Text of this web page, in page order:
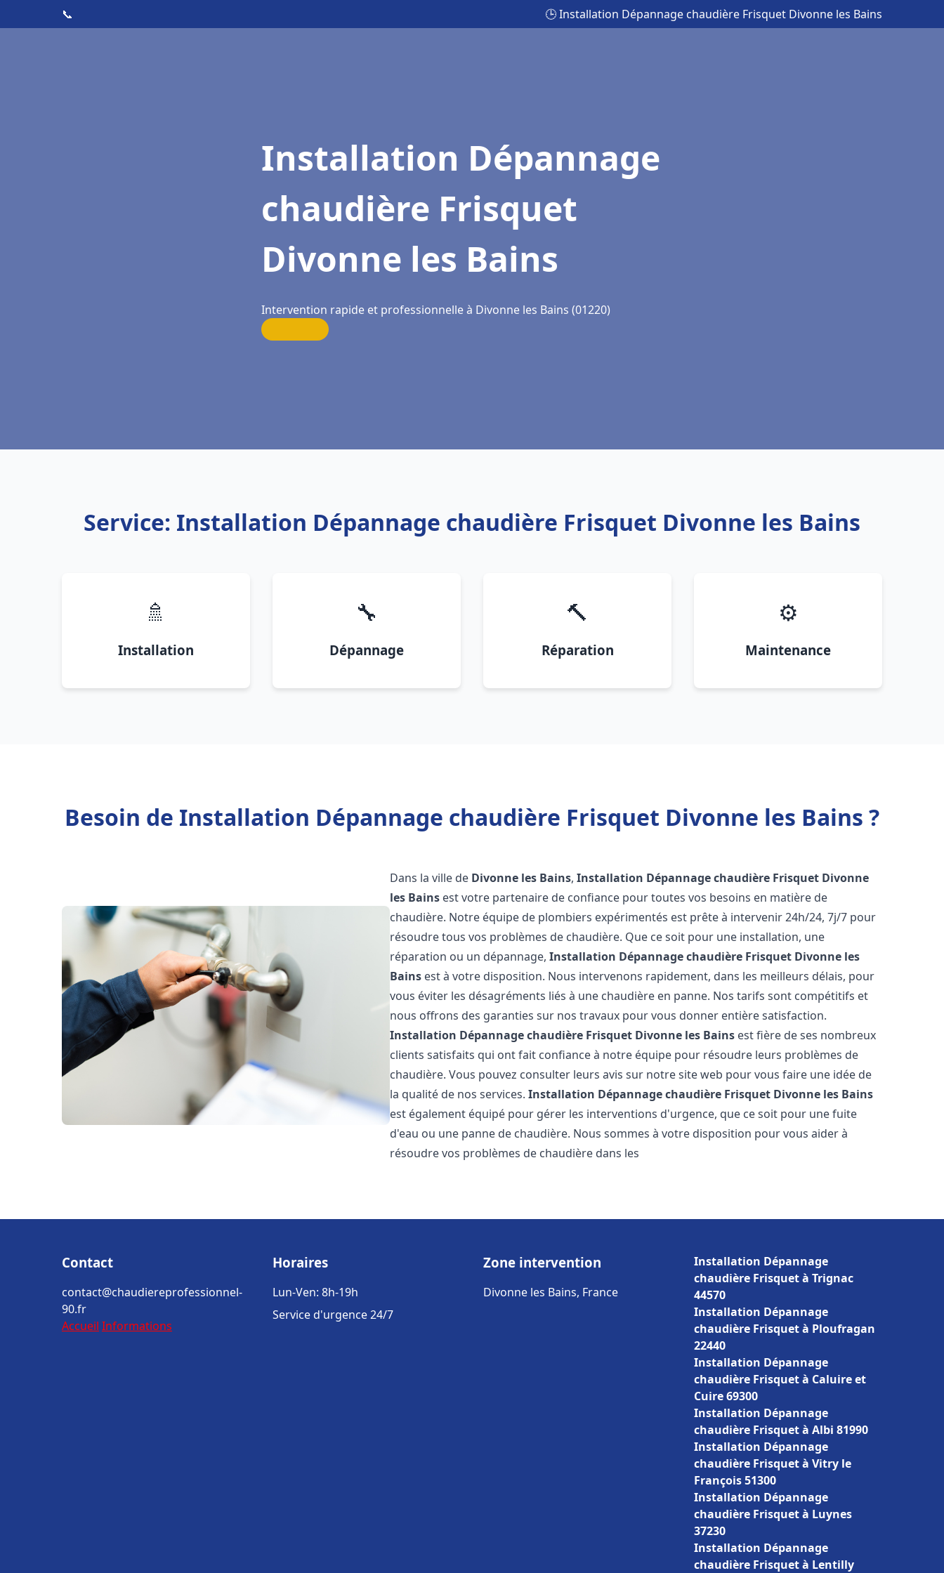
📞 🕒 Installation Dépannage chaudière Frisquet Divonne les Bains
Installation Dépannage
chaudière Frisquet
Divonne les Bains
Intervention rapide et professionnelle à Divonne les Bains (01220)
Service: Installation Dépannage chaudière Frisquet Divonne les Bains
🚿
Installation
🔧
Dépannage
🔨
Réparation
⚙️
Maintenance
Besoin de Installation Dépannage chaudière Frisquet Divonne les Bains ?
Dans la ville de Divonne les Bains,Installation Dépannage chaudière Frisquet Divonne
les Bains est votre partenaire de confiance pour toutes vos besoins en matière de
chaudière. Notre équipe de plombiers expérimentés est prête à intervenir 24h/24, 7j/7 pour
résoudre tous vos problèmes de chaudière. Que ce soit pour une installation, une
réparation ou un dépannage,Installation Dépannage chaudière Frisquet Divonne les
Bains est à votre disposition. Nous intervenons rapidement, dans les meilleurs délais, pour
vous éviter les désagréments liés à une chaudière en panne. Nos tarifs sont compétitifs et
nous offrons des garanties sur nos travaux pour vous donner entière satisfaction.
Installation Dépannage chaudière Frisquet Divonne les Bains est fière de ses nombreux
clients satisfaits qui ont fait confiance à notre équipe pour résoudre leurs problèmes de
chaudière. Vous pouvez consulter leurs avis sur notre site web pour vous faire une idée de
la qualité de nos services.Installation Dépannage chaudière Frisquet Divonne les Bains
est également équipé pour gérer les interventions d'urgence, que ce soit pour une fuite
d'eau ou une panne de chaudière. Nous sommes à votre disposition pour vous aider à
résoudre vos problèmes de chaudière dans les
Contact
contact@chaudiereprofessionnel-
90.fr
Accueil Informations
Horaires
Lun-Ven: 8h-19h
Service d'urgence 24/7
Zone intervention
Divonne les Bains, France
Installation Dépannage
chaudière Frisquet à Trignac
44570
Installation Dépannage
chaudière Frisquet à Ploufragan
22440
Installation Dépannage
chaudière Frisquet à Caluire et
Cuire 69300
Installation Dépannage
chaudière Frisquet à Albi 81990
Installation Dépannage
chaudière Frisquet à Vitry le
François 51300
Installation Dépannage
chaudière Frisquet à Luynes
37230
Installation Dépannage
chaudière Frisquet à Lentilly